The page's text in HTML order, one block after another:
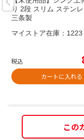
り 2段 スリム ステン
三条製
マイストア在庫： 1223
税込
カートに入れる
この